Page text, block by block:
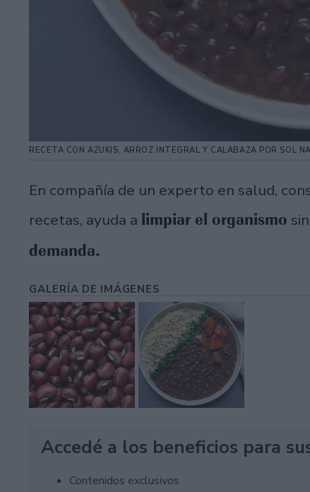
RECETA CON AZUKIS, ARROZ INTEGRAL Y CALABAZA POR SOL
En compañía de un experto en salud,
recetas, ayuda a limpiar el organismo
demanda.
GALERÍA DE IMÁGENES
Accedé a los beneficios para
Contenidos exclusivos